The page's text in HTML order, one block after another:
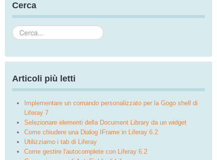
Cerca
Cerca...
Articoli più letti
Implementare un comando personalizzato per la Gogo shell di
Liferay 7
Selezionare elementi della Document Library da un widget
Come chiudere una Dialog IFrame in Liferay 6.2
Utilizziamo i tab di Liferay
Come gestire l'autocomplete con Liferay 6.2